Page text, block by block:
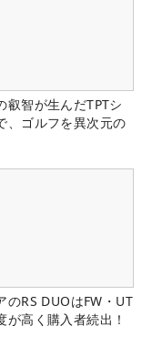
叡智が生んだTPTシ
、ゴルフを異次元の
のRS DUOはFW・UT
が高く購入者続出！